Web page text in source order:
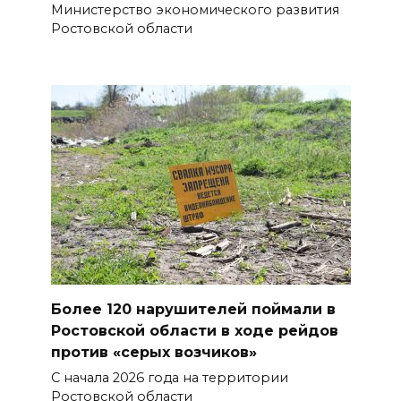
стать городом с населением
В Ростове на озере Лесном
утонул 43-летний мужчина
07 августа 2026 15:06
В Ростовской области из-за
жары проезжую часть
федеральных трасс поливают
07 августа 2026 14:55
Сотрудники ДПС помогли
женщине с ребенком на
Министерство экономического развития
Ростовской области
Более 120 нарушителей поймали в
Ростовской области в ходе рейдов
против «серых возчиков»
С начала 2026 года на территории
Ростовской области